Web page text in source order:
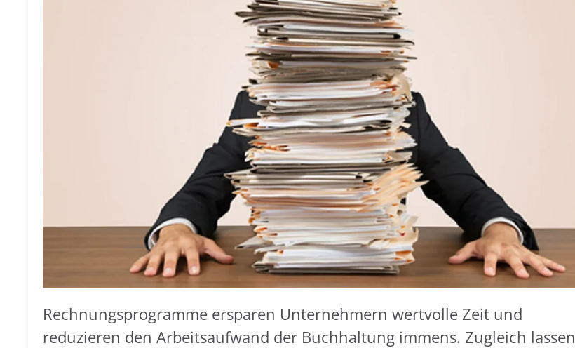
Rechnungsprogramme ersparen Unternehmern wertvolle Zeit und
reduzieren den Arbeitsaufwand der Buchhaltung immens. Zugleich lassen